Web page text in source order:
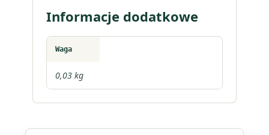
Informacje dodatkowe
Waga
0,03 kg